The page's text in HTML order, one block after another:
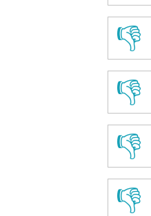
👎
👎
👎
👎